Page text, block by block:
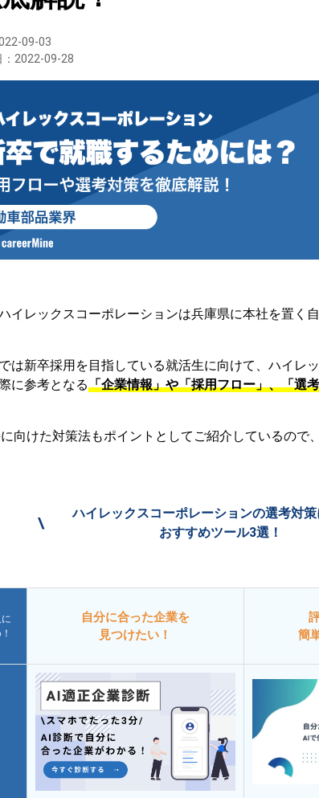
09-03
2022-09-28
イレックスコーポレーションは兵庫県に本社を置く
は新卒採用を目指している就活生に向けて、ハイレ
に参考となる「企業情報」や「採用フロー」、「選
に向けた対策法もポイントとしてご紹介しているので
\
ハイレックスコーポレーションの選考対策
おすすめツール3選！
自分に合った企業を
見つけたい！
簡